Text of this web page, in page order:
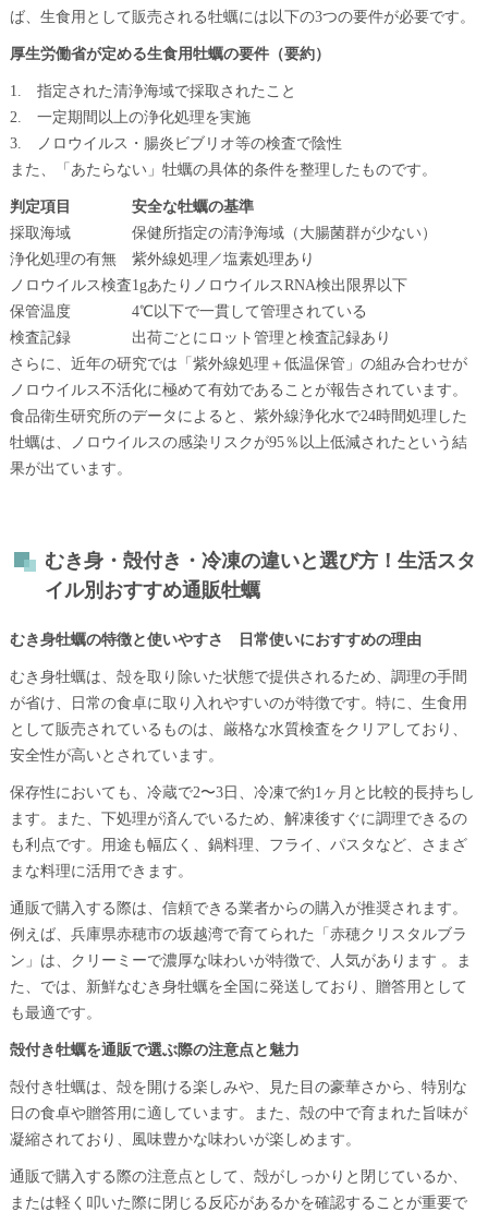
ば、生食用として販売される牡蠣には以下の3つの要件が必要です。
厚生労働省が定める生食用牡蠣の要件（要約）
指定された清浄海域で採取されたこと
一定期間以上の浄化処理を実施
ノロウイルス・腸炎ビブリオ等の検査で陰性
また、「あたらない」牡蠣の具体的条件を整理したものです。
判定項目
安全な牡蠣の基準
採取海域
保健所指定の清浄海域（大腸菌群が少ない）
浄化処理の有無
紫外線処理／塩素処理あり
ノロウイルス検査1gあたりノロウイルスRNA検出限界以下
保管温度
4℃以下で一貫して管理されている
検査記録
出荷ごとにロット管理と検査記録あり
さらに、近年の研究では「紫外線処理＋低温保管」の組み合わせが
ノロウイルス不活化に極めて有効であることが報告されています。
食品衛生研究所のデータによると、紫外線浄化水で24時間処理した
牡蠣は、ノロウイルスの感染リスクが95％以上低減されたという結
果が出ています。
むき身・殻付き・冷凍の違いと選び方！生活スタ
イル別おすすめ通販牡蠣
むき身牡蠣の特徴と使いやすさ 日常使いにおすすめの理由
むき身牡蠣は、殻を取り除いた状態で提供されるため、調理の手間
が省け、日常の食卓に取り入れやすいのが特徴です。特に、生食用
として販売されているものは、厳格な水質検査をクリアしており、
安全性が高いとされています。
保存性においても、冷蔵で2〜3日、冷凍で約1ヶ月と比較的長持ちし
ます。また、下処理が済んでいるため、解凍後すぐに調理できるの
も利点です。用途も幅広く、鍋料理、フライ、パスタなど、さまざ
まな料理に活用できます。
通販で購入する際は、信頼できる業者からの購入が推奨されます。
例えば、兵庫県赤穂市の坂越湾で育てられた「赤穂クリスタルブラ
ン」は、クリーミーで濃厚な味わいが特徴で、人気があります 。ま
た、では、新鮮なむき身牡蠣を全国に発送しており、贈答用として
も最適です。
殻付き牡蠣を通販で選ぶ際の注意点と魅力
殻付き牡蠣は、殻を開ける楽しみや、見た目の豪華さから、特別な
日の食卓や贈答用に適しています。また、殻の中で育まれた旨味が
凝縮されており、風味豊かな味わいが楽しめます。
通販で購入する際の注意点として、殻がしっかりと閉じているか、
または軽く叩いた際に閉じる反応があるかを確認することが重要で